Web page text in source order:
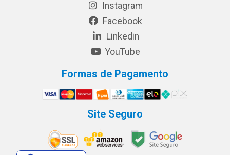
Instagram
Facebook
Linkedin
YouTube
Formas de Pagamento
Site Seguro